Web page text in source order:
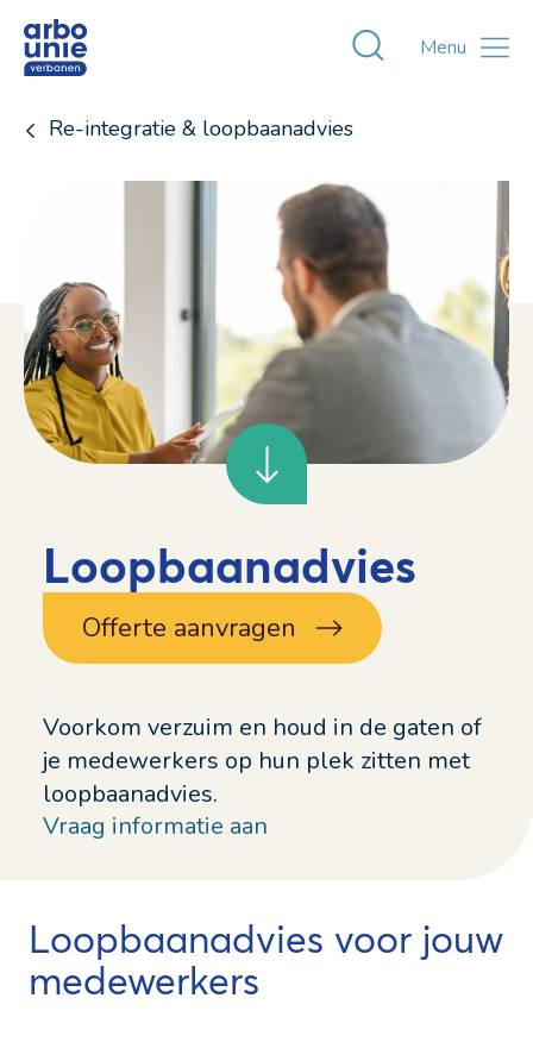
Toggle
Menu
Re-integratie & loopbaanadvies
Loopbaanadvies
Offerte aanvragen
Voorkom verzuim en houd in de gaten of
je medewerkers op hun plek zitten met
loopbaanadvies.
Vraag informatie aan
Loopbaanadvies voor jouw
medewerkers